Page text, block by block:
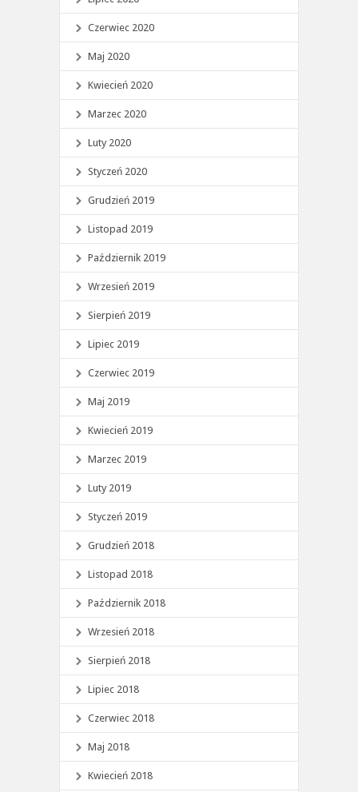
Czerwiec 2020
Maj 2020
Kwiecień 2020
Marzec 2020
Luty 2020
Styczeń 2020
Grudzień 2019
Listopad 2019
Październik 2019
Wrzesień 2019
Sierpień 2019
Lipiec 2019
Czerwiec 2019
Maj 2019
Kwiecień 2019
Marzec 2019
Luty 2019
Styczeń 2019
Grudzień 2018
Listopad 2018
Październik 2018
Wrzesień 2018
Sierpień 2018
Lipiec 2018
Czerwiec 2018
Maj 2018
Kwiecień 2018